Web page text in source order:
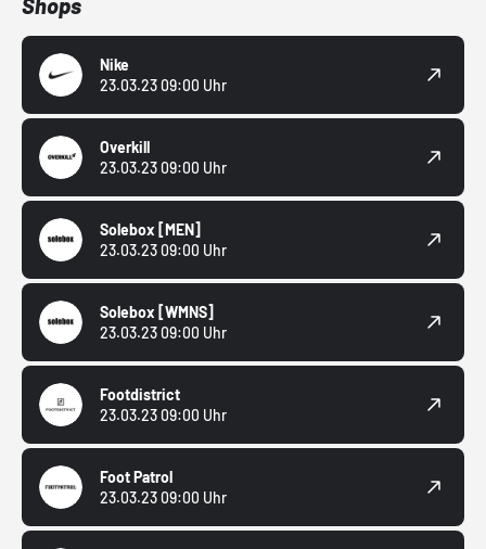
Shops
Nike
23.03.23 09:00 Uhr
Overkill
23.03.23 09:00 Uhr
Solebox [MEN]
23.03.23 09:00 Uhr
Solebox [WMNS]
23.03.23 09:00 Uhr
Footdistrict
23.03.23 09:00 Uhr
Foot Patrol
23.03.23 09:00 Uhr